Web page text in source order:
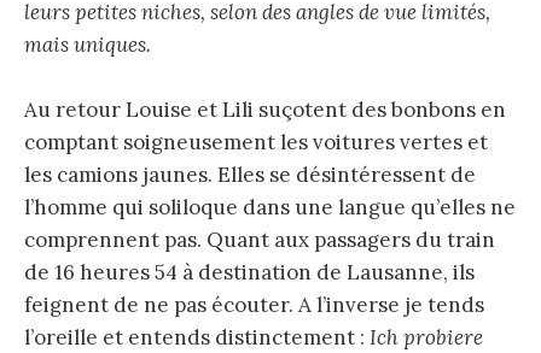
leurs petites niches, selon des angles de vue limités,
mais uniques.
Au retour Louise et Lili suçotent des bonbons en
comptant soigneusement les voitures vertes et
les camions jaunes. Elles se désintéressent de
l’homme qui soliloque dans une langue qu’elles ne
comprennent pas. Quant aux passagers du train
de 16 heures 54 à destination de Lausanne, ils
feignent de ne pas écouter. A l’inverse je tends
l’oreille et entends distinctement : Ich probiere